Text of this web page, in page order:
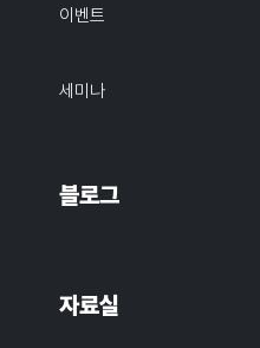
이벤트
세미나
블로그
자료실